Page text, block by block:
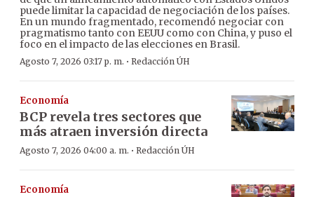
puede limitar la capacidad de negociación de los países.
En un mundo fragmentado, recomendó negociar con
pragmatismo tanto con EEUU como con China, y puso el
foco en el impacto de las elecciones en Brasil.
Agosto 7, 2026 03:17 p. m. · Redacción ÚH
Economía
BCP revela tres sectores que
más atraen inversión directa
Agosto 7, 2026 04:00 a. m. · Redacción ÚH
Economía